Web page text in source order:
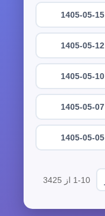
1405-05-15
1405-05-12
1405-05-10
1405-05-07
1405-05-05
1-10 از 3425